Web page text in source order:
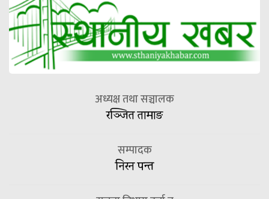
अध्यक्ष तथा सञ्चालक
रञ्जित तामाङ
सम्पादक
निरन पन्त